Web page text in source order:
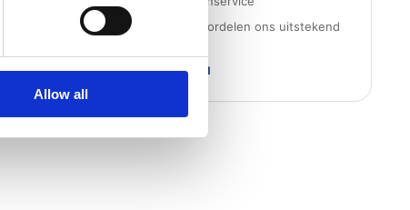
Allow all
3000+ klanten beoordelen ons uitstekend
iDEALKlarnaVISAPayPal